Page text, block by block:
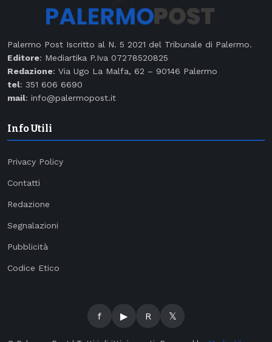
Palermo Post Iscritto al N. 5 2021 del Tribunale di Palermo.
Editore: Mediartika P.Iva 07278520825
Redazione: Via Ugo La Malfa, 62 – 90146 Palermo
tel: 351 606 6690
mail: info@palermopost.it
Info Utili
Privacy Policy
Contatti
Redazione
Segnalazioni
Pubblicità
Codice Etico
f ▶ R 𝕏